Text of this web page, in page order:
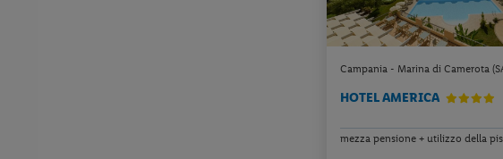
Campania - Marina di Camerota
HOTEL AMERICA
mezza pensione + utilizzo della